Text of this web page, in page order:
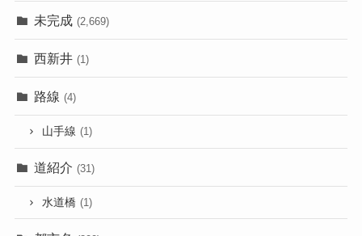
未完成 (2,669)
西新井 (1)
路線 (4)
山手線 (1)
道紹介 (31)
水道橋 (1)